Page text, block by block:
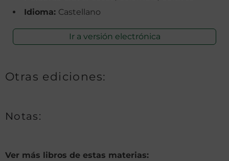
Idioma: Castellano
Ir a versión electrónica
Otras ediciones:
Notas:
Ver más libros de estas materias: